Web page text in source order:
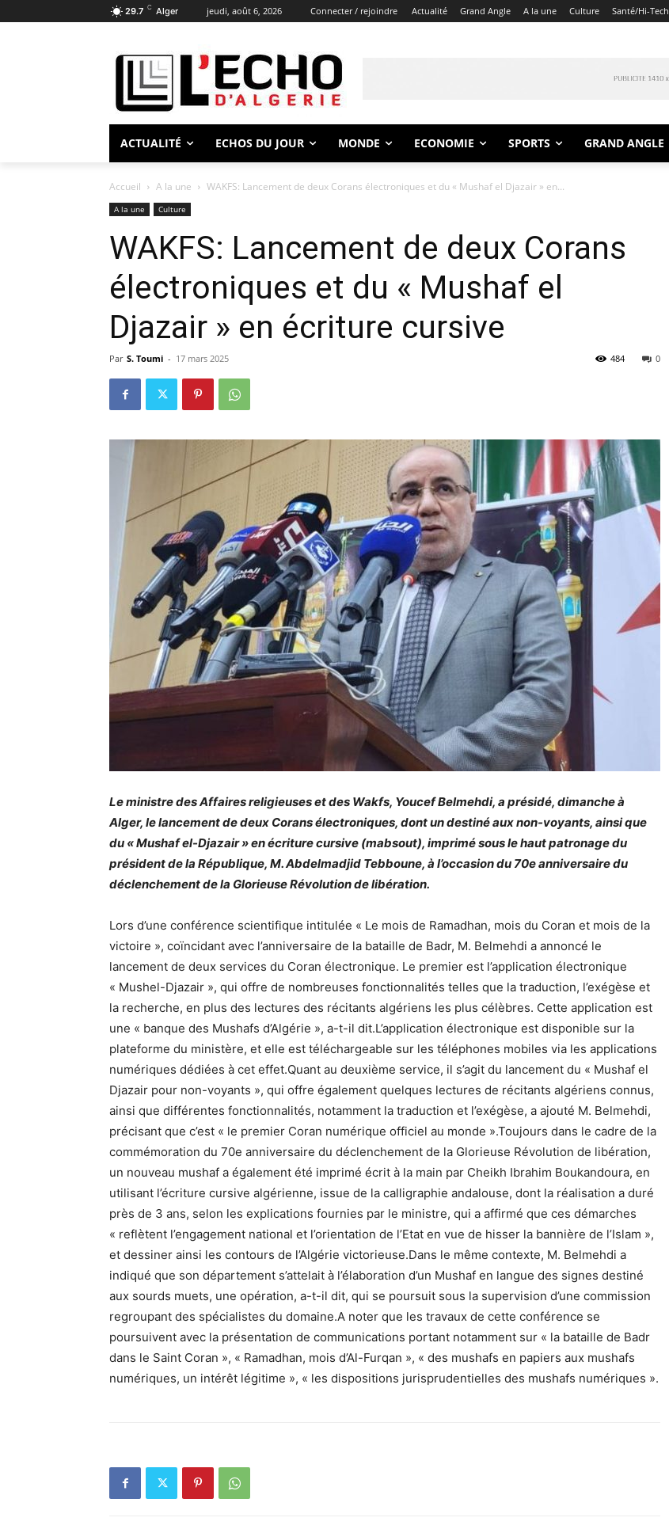
29.7 C Alger jeudi, août 6, 2026 Connecter / rejoindre Actualité Grand Angle A la une Culture Santé/Hi-Tech
ACTUALITÉ ECHOS DU JOUR MONDE ECONOMIE SPORTS GRAND ANGLE
Accueil A la une WAKFS: Lancement de deux Corans électroniques et du « Mushaf el Djazair » en...
A la une Culture
WAKFS: Lancement de deux Corans
électroniques et du « Mushaf el
Djazair » en écriture cursive
Par S. Toumi - 17 mars 2025 0
484
Le ministre des Affaires religieuses et des Wakfs, Youcef Belmehdi, a présidé, dimanche à
Alger, le lancement de deux Corans électroniques, dont un destiné aux non-voyants, ainsi que
du « Mushaf el-Djazair » en écriture cursive (mabsout), imprimé sous le haut patronage du
président de la République, M. Abdelmadjid Tebboune, à l’occasion du 70e anniversaire du
déclenchement de la Glorieuse Révolution de libération.
Lors d’une conférence scientifique intitulée « Le mois de Ramadhan, mois du Coran et mois de la
victoire », coïncidant avec l’anniversaire de la bataille de Badr, M. Belmehdi a annoncé le
lancement de deux services du Coran électronique. Le premier est l’application électronique
« Mushel-Djazair », qui offre de nombreuses fonctionnalités telles que la traduction, l’exégèse et
la recherche, en plus des lectures des récitants algériens les plus célèbres. Cette application est
une « banque des Mushafs d’Algérie », a-t-il dit.L’application électronique est disponible sur la
plateforme du ministère, et elle est téléchargeable sur les téléphones mobiles via les applications
numériques dédiées à cet effet.Quant au deuxième service, il s’agit du lancement du « Mushaf el
Djazair pour non-voyants », qui offre également quelques lectures de récitants algériens connus,
ainsi que différentes fonctionnalités, notamment la traduction et l’exégèse, a ajouté M. Belmehdi,
précisant que c’est « le premier Coran numérique officiel au monde ».Toujours dans le cadre de la
commémoration du 70e anniversaire du déclenchement de la Glorieuse Révolution de libération,
un nouveau mushaf a également été imprimé écrit à la main par Cheikh Ibrahim Boukandoura, en
utilisant l’écriture cursive algérienne, issue de la calligraphie andalouse, dont la réalisation a duré
près de 3 ans, selon les explications fournies par le ministre, qui a affirmé que ces démarches
« reflètent l’engagement national et l’orientation de l’Etat en vue de hisser la bannière de l’Islam »,
et dessiner ainsi les contours de l’Algérie victorieuse.Dans le même contexte, M. Belmehdi a
indiqué que son département s’attelait à l’élaboration d’un Mushaf en langue des signes destiné
aux sourds muets, une opération, a-t-il dit, qui se poursuit sous la supervision d’une commission
regroupant des spécialistes du domaine.A noter que les travaux de cette conférence se
poursuivent avec la présentation de communications portant notamment sur « la bataille de Badr
dans le Saint Coran », « Ramadhan, mois d’Al-Furqan », « des mushafs en papiers aux mushafs
numériques, un intérêt légitime », « les dispositions jurisprudentielles des mushafs numériques ».